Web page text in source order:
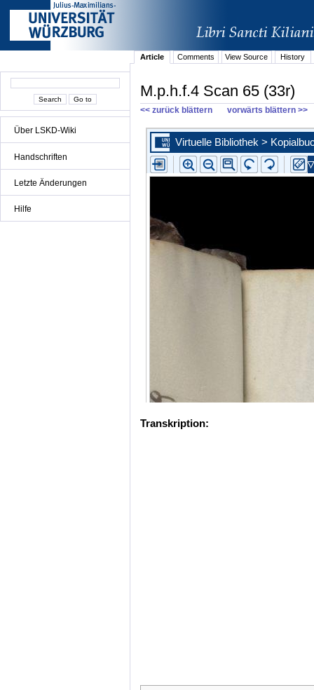
Über LSKD-Wiki
Handschriften
Letzte Änderungen
Hilfe
Article Comments View Source History
M.p.h.f.4 Scan 65 (33r)
<< zurück blättern vorwärts blättern >>
Transkription: